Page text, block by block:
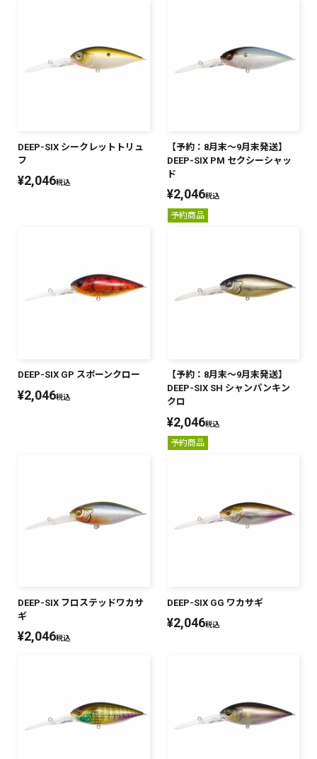
DEEP-SIX シークレットトリュ
フ
¥2,046税込
【予約：8月末～9月末発送】
DEEP-SIX PM セクシーシャッ
ド
¥2,046税込
予約商品
DEEP-SIX GP スポーンクロー
¥2,046税込
【予約：8月末～9月末発送】
DEEP-SIX SH シャンパンキン
クロ
¥2,046税込
予約商品
DEEP-SIX フロステッドワカサ
ギ
¥2,046税込
DEEP-SIX GG ワカサギ
¥2,046税込